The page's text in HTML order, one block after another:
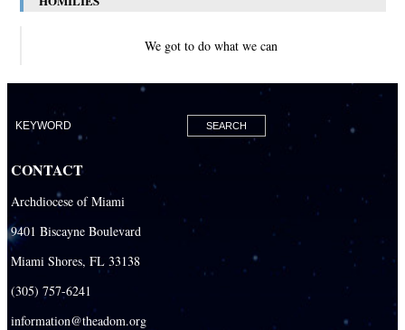
We got to do what we can
CONTACT
Archdiocese of Miami
9401 Biscayne Boulevard
Miami Shores, FL 33138
(305) 757-6241
information@theadom.org